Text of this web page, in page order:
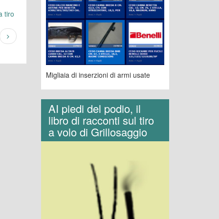
tiro
Migliaia di inserzioni di armi usate
AI piedi del podio, il
libro di racconti sul tiro
a volo di Grillosaggio